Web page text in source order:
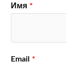
Имя *
Email *